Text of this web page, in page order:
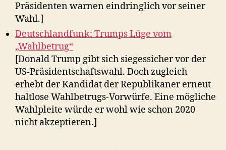
Präsidenten warnen eindringlich vor seiner
Wahl.]
Deutschlandfunk: Trumps Lüge vom
„Wahlbetrug“
[Donald Trump gibt sich siegessicher vor der
US-Präsidentschaftswahl. Doch zugleich
erhebt der Kandidat der Republikaner erneut
haltlose Wahlbetrugs-Vorwürfe. Eine mögliche
Wahlpleite würde er wohl wie schon 2020
nicht akzeptieren.]